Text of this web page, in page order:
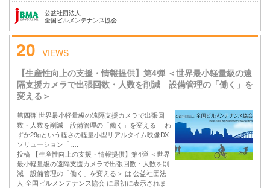
公益社団法人
全国ビルメンテナンス協会
20 VIEWS
【生産性向上の支援・情報提供】第4弾 ＜世界最小軽量級の遠
隔支援カメラで出張回数・人数を削減 設備管理の「働く」を
変える＞
第四弾 世界最小軽量級の遠隔支援カメラで出張回
数・人数を削減 設備管理の「働く」を変える わ
ずか29gという軽さの軽量小型リアルタイム映像DX
ソリューション「….
投稿 【生産性向上の支援・情報提供】第4弾 ＜世界
最小軽量級の遠隔支援カメラで出張回数・人数を削
減 設備管理の「働く」を変える＞ は 公益社団法
人 全国ビルメンテナンス協会 に最初に表示されま